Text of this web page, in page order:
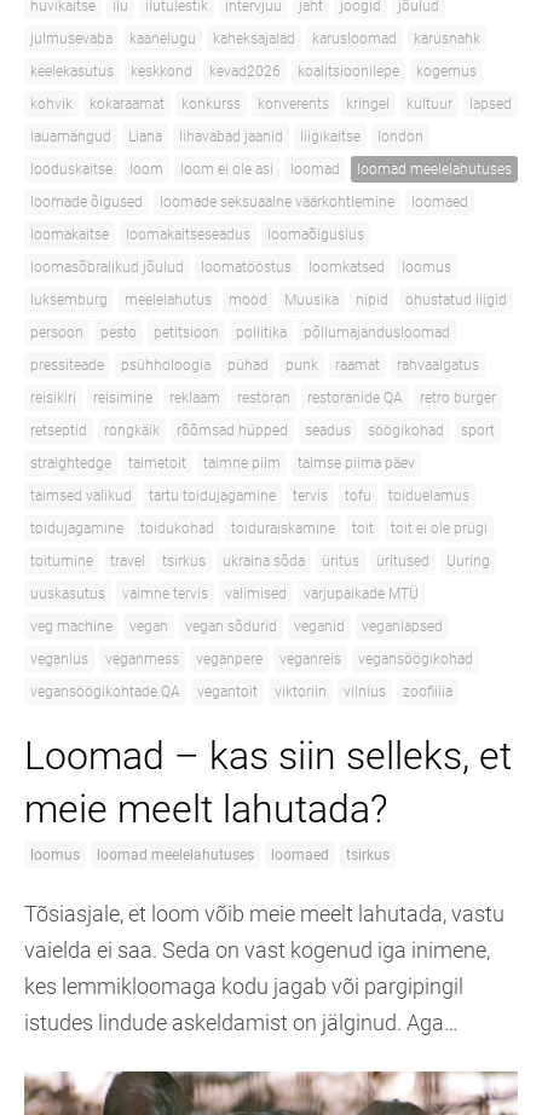
huvikaitse
ilu ilutulestik intervjuu jaht joogid
jõulud
julmusevaba
kaanelugu kaheksajalad karusloomad
karusnahk
keelekasutus
keskkond kevad2026 koalitsioonilepe
kogemus
kohvik
kokaraamat konkurss konverents kringel kultuur
lapsed
lauamängud
Liana lihavabad jaanid liigikaitse
london
looduskaitse
loom loom ei ole asi loomad
loomad meelelahutuses
loomade õigused
loomade seksuaalne väärkohtlemine
loomaed
loomakaitse
loomakaitseseadus
loomaõiguslus
loomasõbralikud jõulud
loomatööstus loomkatsed
loomus
luksemburg
meelelahutus mood Muusika nipid
ohustatud liigid
persoon
pesto petitsioon poliitika
põllumajandusloomad
pressiteade
psühholoogia pühad punk raamat
rahvaalgatus
reisikiri
reisimine reklaam restoran restoranide QA
retro burger
retseptid
rongkäik rõõmsad hüpped seadus söögikohad
sport
straightedge
taimetoit taimne piim
taimse piima päev
taimsed valikud
tartu toidujagamine tervis tofu
toiduelamus
toidujagamine
toidukohad toiduraiskamine toit
toit ei ole prügi
toitumine
travel tsirkus ukraina sõda üritus üritused
Uuring
uuskasutus
vaimne tervis valimised
varjupaikade MTÜ
veg machine
vegan vegan sõdurid veganid
veganlapsed
veganlus
veganmess veganpere veganreis
vegansöögikohad
vegansöögikohtade QA
vegantoit viktoriin vilnius zoofiilia
Loomad – kas siin selleks, et
meie meelt lahutada?
loomus loomad meelelahutuses loomaed tsirkus
Tõsiasjale, et loom võib meie meelt lahutada, vastu
vaielda ei saa. Seda on vast kogenud iga inimene,
kes lemmikloomaga kodu jagab või pargipingil
istudes lindude askeldamist on jälginud. Aga…